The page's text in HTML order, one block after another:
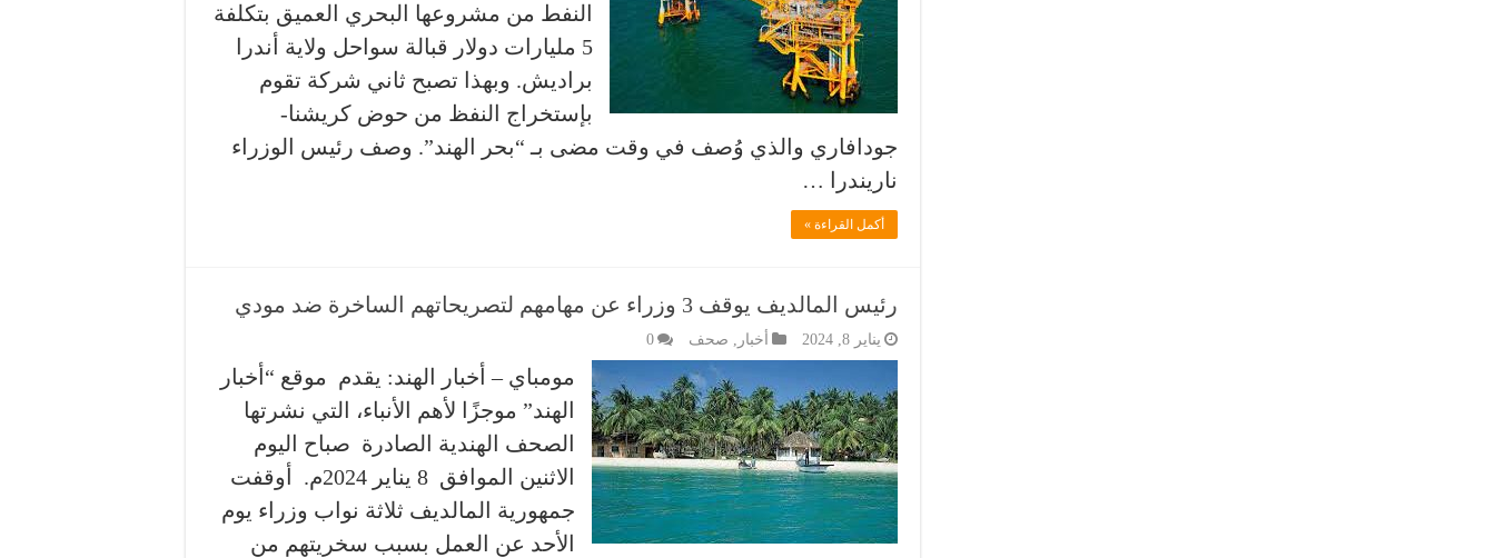
النفط من مشروعها البحري العميق بتكلفة
5 مليارات دولار قبالة سواحل ولاية أندرا
براديش. وبهذا تصبح ثاني شركة تقوم
بإستخراج النفظ من حوض كريشنا-
جودافاري والذي وُصف في وقت مضى بـ “بحر الهند”. وصف رئيس الوزراء
ناريندرا …
أكمل القراءة »
رئيس المالديف يوقف 3 وزراء عن مهامهم لتصريحاتهم الساخرة ضد مودي
يناير 8, 2024 أخبار , صحف 0
مومباي – أخبار الهند: يقدم موقع “أخبار
الهند” موجزًا لأهم الأنباء، التي نشرتها
الصحف الهندية الصادرة صباح اليوم
الاثنين الموافق 8 يناير 2024م. أوقفت
جمهورية المالديف ثلاثة نواب وزراء يوم
الأحد عن العمل بسبب سخريتهم من